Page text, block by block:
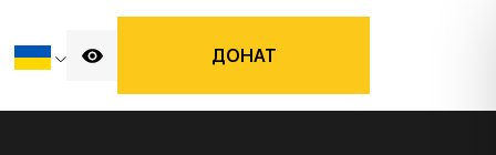
ДОНАТ